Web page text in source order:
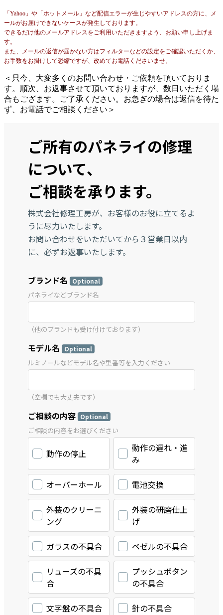
「Yahoo」や「ホットメール」など配信エラーが生じやすいアドレスの方に、メ
ールがお届けできないケースが発生しております。
できるだけ他のメールアドレスをご利用いただきますよう、お願い申し上げま
す。
また、メールの返信が届かない方はフィルターなどの設定をご確認いただくか、
お手数をお掛けして恐縮ですが、改めてお電話くださいませ。
＜只今、大変多くのお問い合わせ・ご依頼を頂いておりま
す。順次、お返事させて頂いておりますが、数日いただく場
合もござます。ご了承ください。お急ぎの場合は返信を待た
ず、お電話でご相談ください＞